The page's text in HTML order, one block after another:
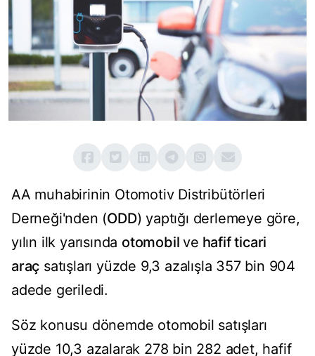
AA muhabirinin Otomotiv Distribütörleri
Derneği'nden (ODD) yaptığı derlemeye göre,
yılın ilk yarısında otomobilve hafif ticari
araç satışları yüzde 9,3 azalışla 357 bin 904
adede geriledi.
Söz konusu dönemde otomobil satışları
yüzde 10,3 azalarak 278 bin 282 adet, hafif